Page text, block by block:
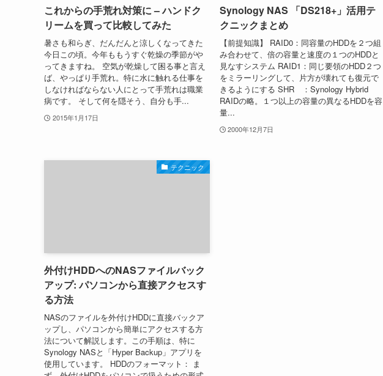
これからの手荒れ対策に – ハンドク
リームを買って比較してみた
暑さも和らぎ、だんだんと涼しくなってきた
今日この頃。今年ももうすぐ乾燥の季節がや
ってきますね。 空気が乾燥して困る事と言え
ば、やっぱり手荒れ。特に水に触れる仕事を
しなければならない人にとって手荒れは職業
病です。 そして何を隠そう、自分も手...
2015年1月17日
Synology NAS 「DS218+」活用テ
クニックまとめ
【前提知識】 RAID0：同容量のHDDを２つ組
み合わせて、倍の容量と速度の１つのHDDと
見なすシステム RAID1：同じ要領のHDD２つ
をミラーリングして、片方が壊れても復元で
きるようにする SHR ：Synology Hybrid
RAIDの略。１つ以上の容量の異なるHDDを容
量...
2000年12月7日
テクニック
外付けHDDへのNASファイルバック
アップ: パソコンから直接アクセスす
る方法
NASのファイルを外付けHDDに直接バックア
ップし、パソコンから簡単にアクセスする方
法について解説します。この手順は、特に
Synology NASと「Hyper Backup」アプリを
使用しています。 HDDのフォーマット： ま